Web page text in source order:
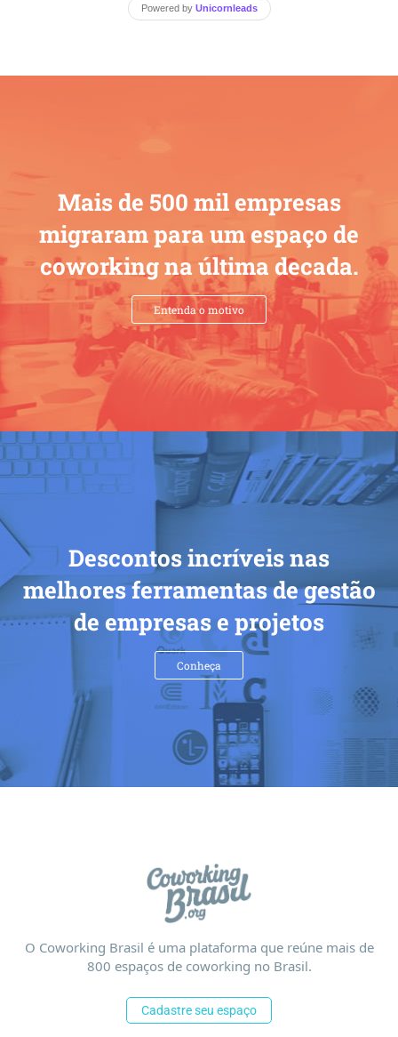
Powered by Unicornleads
Mais de 500 mil empresas
migraram para um espaço de
coworking na última decada.
Entenda o motivo
Descontos incríveis nas
melhores ferramentas de gestão
de empresas e projetos
Conheça
O Coworking Brasil é uma plataforma que reúne mais de
800 espaços de coworking no Brasil.
Cadastre seu espaço